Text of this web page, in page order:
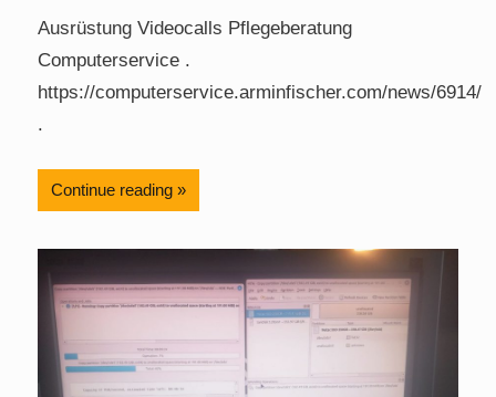
Ausrüstung Videocalls Pflegeberatung
Computerservice .
https://computerservice.arminfischer.com/news/6914/
.
Continue reading